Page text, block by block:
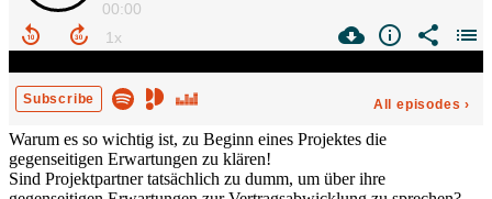
Warum es so wichtig ist, zu Beginn eines Projektes die
gegenseitigen Erwartungen zu klären!
Sind Projektpartner tatsächlich zu dumm, um über ihre